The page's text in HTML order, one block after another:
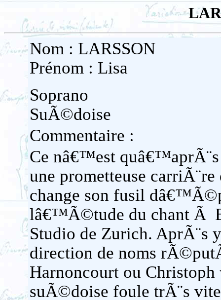
Nom : LARSSON
Prénom : Lisa
Soprano
SuÃ©doise
Commentaire :
Ce nâ€™est
une prometteuse
change son fusil
lâ€™Ã©tude du chant Ã
Studio de Zurich. AprÃ¨s
direction de noms
Harnoncourt ou
suÃ©doise foule trÃ¨s